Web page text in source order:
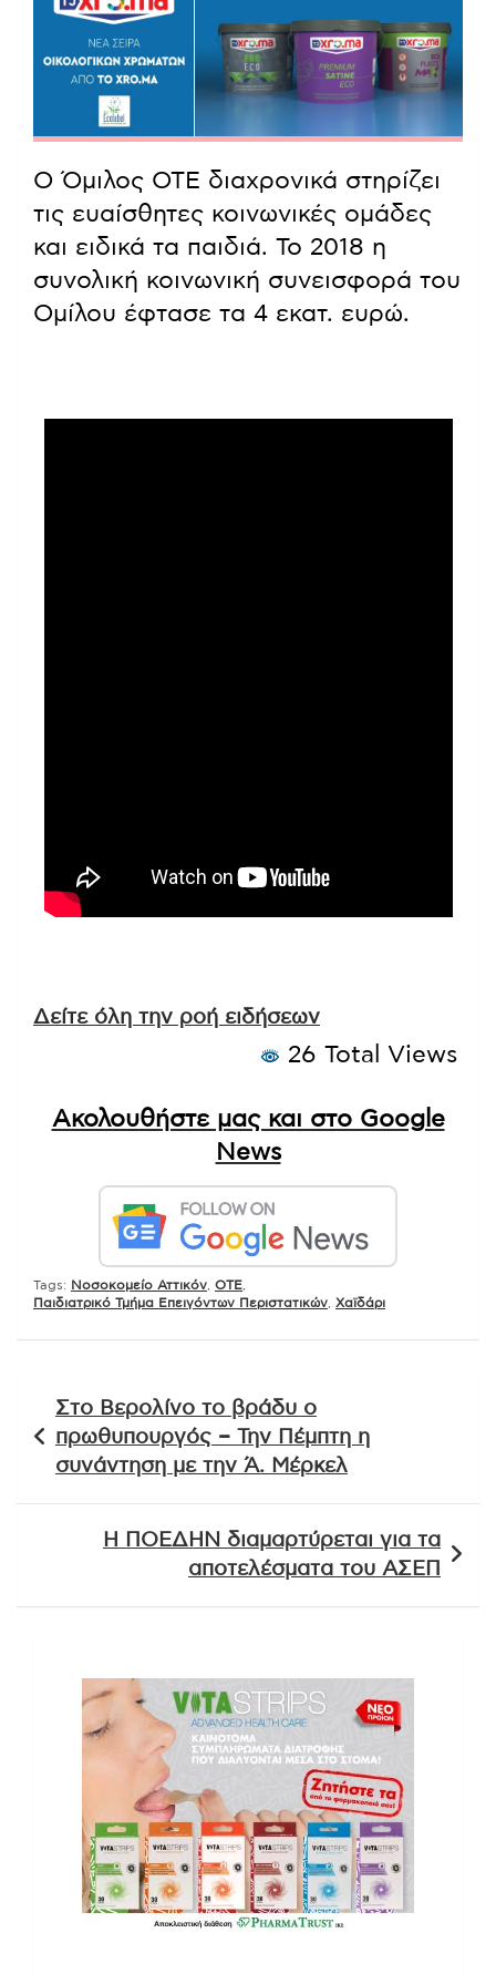
Ο Όμιλος ΟΤΕ διαχρονικά στηρίζει
τις ευαίσθητες κοινωνικές ομάδες
και ειδικά τα παιδιά. Το 2018 η
συνολική κοινωνική συνεισφορά του
Ομίλου έφτασε τα 4 εκατ. ευρώ.
Δείτε όλη την ροή ειδήσεων
26 Total Views
Ακολουθήστε μας και στο Google
News
Tags: Νοσοκομείο Αττικόν ΟΤΕ
Παιδιατρικό Τμήμα Επειγόντων Περιστατικών Χαϊδάρι
άρθρων
Στο Βερολίνο το βράδυ ο
πρωθυπουργός – Την Πέμπτη η
συνάντηση με την Ά. Μέρκελ
Η ΠΟΕΔΗΝ διαμαρτύρεται για τα
αποτελέσματα του ΑΣΕΠ